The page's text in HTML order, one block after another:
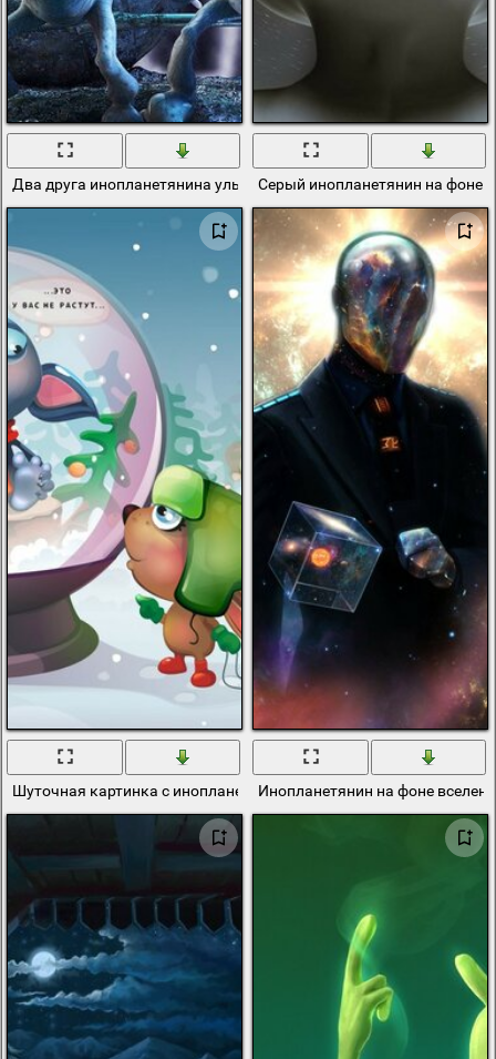
Два друга инопланетянина улыбаютсяСерый инопланетянин на фоне
Шуточная картинка с инопланетянином в новогоднем шаре
Инопланетянин на фоне